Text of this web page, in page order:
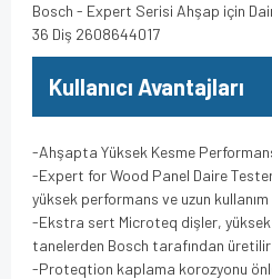
Bosch - Expert Serisi Ahşap için
36 Diş 2608644017
Kullanıcı Avantajları
-Ahşapta Yüksek Kesme
-Expert for Wood Panel Daire
yüksek performans ve uzun
-Ekstra sert Microteq dişler, yüksek
tanelerden Bosch tarafından üretilir
-Proteqtion kaplama korozyonu